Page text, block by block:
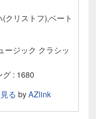
クリストフ),ベート
ージック クラシッ
: 1680
る byAZlink